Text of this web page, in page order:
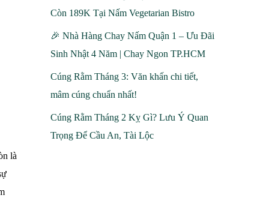
là
Còn 189K Tại Nấm Vegetarian Bistro
🎉 Nhà Hàng Chay Nấm Quận 1 – Ưu Đãi
Sinh Nhật 4 Năm | Chay Ngon TP.HCM
Cúng Rằm Tháng 3: Văn khấn chi tiết,
mâm cúng chuẩn nhất!
Cúng Rằm Tháng 2 Kỵ Gì? Lưu Ý Quan
Trọng Để Cầu An, Tài Lộc